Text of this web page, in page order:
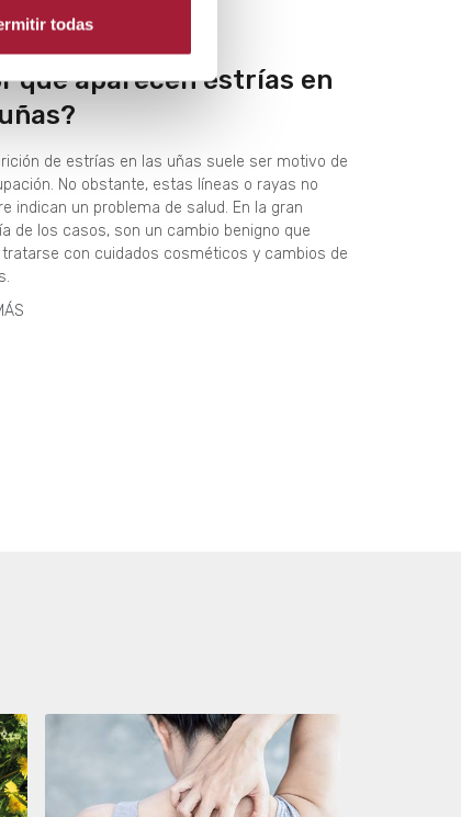
todas
Y UÑAS
qué aparecen estrías en
de estrías en las uñas suele ser motivo de
No obstante, estas líneas o rayas no
indican un problema de salud. En la gran
de los casos, son un cambio benigno que
tratarse con cuidados cosméticos y cambios de